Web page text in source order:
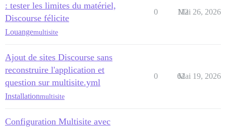
: tester les limites du matériel,
Discourse félicite
Louangemultisite
0 112
Mai 26, 2026
Ajout de sites Discourse sans
reconstruire l'application et
question sur multisite.yml
Installationmultisite
0 62
Mai 19, 2026
Configuration Multisite avec